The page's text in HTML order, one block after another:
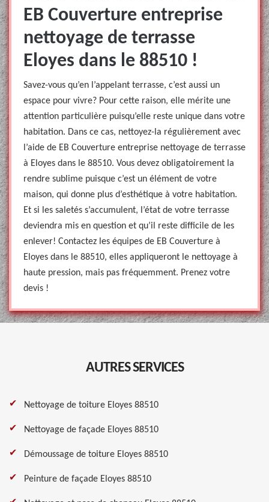
EB Couverture entreprise
nettoyage de terrasse
Eloyes dans le 88510 !
Savez-vous qu’en l’appelant terrasse, c’est aussi un
espace pour vivre? Pour cette raison, elle mérite une
attention particulière puisqu’elle reste unique dans votre
habitation. Dans ce cas, nettoyez-la régulièrement avec
l’aide de EB Couverture entreprise nettoyage de terrasse
à Eloyes dans le 88510. Vous devez obligatoirement la
rendre sublime puisque c’est un élément de votre
maison, qui donne plus d’esthétique à votre habitation.
Et si les saletés s’accumulent, l’état de votre terrasse
deviendra mis en question et qu’il reste difficile de les
enlever! Contactez les équipes de EB Couverture à
Eloyes dans le 88510, elles appliqueront le nettoyage à
haute pression, mais pas fréquemment. Prenez votre
devis !
AUTRES SERVICES
Nettoyage de toiture Eloyes 88510
Nettoyage de façade Eloyes 88510
Démoussage de toiture Eloyes 88510
Peinture de façade Eloyes 88510